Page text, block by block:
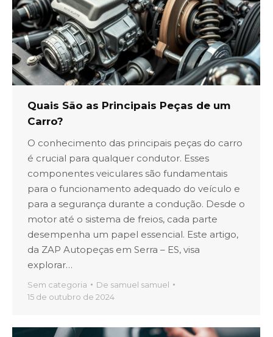
Quais São as Principais Peças de um
Carro?
O conhecimento das principais peças do carro
é crucial para qualquer condutor. Esses
componentes veiculares são fundamentais
para o funcionamento adequado do veículo e
para a segurança durante a condução. Desde o
motor até o sistema de freios, cada parte
desempenha um papel essencial. Este artigo,
da ZAP Autopeças em Serra – ES, visa
explorar…
Sem categoria De samuel samuel
15 de outubro de 2024